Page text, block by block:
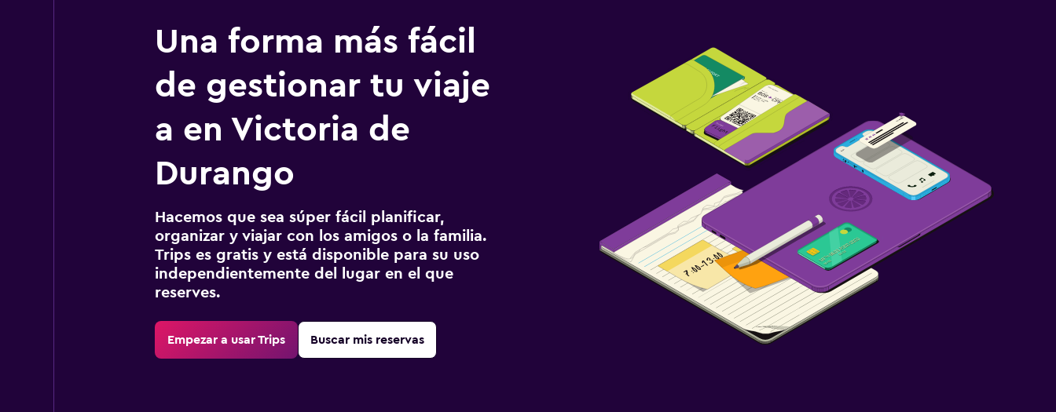
Una forma más fácil
de gestionar tu viaje
a en Victoria de
Durango
Hacemos que sea súper fácil planificar,
organizar y viajar con los amigos o la familia.
Trips es gratis y está disponible para su uso
independientemente del lugar en el que
reserves.
Empezar a usar Trips Buscar mis reservas